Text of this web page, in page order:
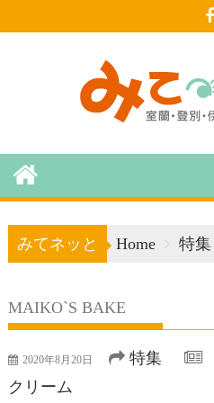
みてネッと Home 特集
MAIKO`S BAKE
2020年8月20日 特集
クリーム